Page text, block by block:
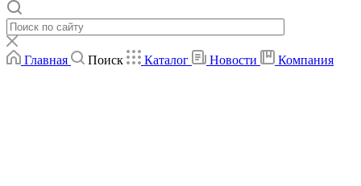
Главная Поиск Каталог Новости Компания